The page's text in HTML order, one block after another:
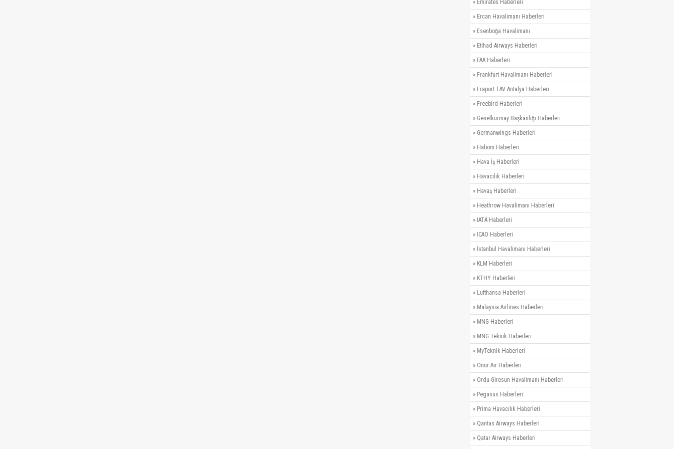
» Emirates Haberleri
» Ercan Havalimanı Haberleri
» Esenboğa Havalimanı
» Etihad Airways Haberleri
» FAA Haberleri
» Frankfurt Havalimanı Haberleri
» Fraport TAV Antalya Haberleri
» Freebird Haberleri
» Genelkurmay Başkanlığı Haberleri
» Germanwings Haberleri
» Habom Haberleri
» Hava İş Haberleri
» Havacılık Haberleri
» Havaş Haberleri
» Heathrow Havalimanı Haberleri
» IATA Haberleri
» ICAO Haberleri
» İstanbul Havalimanı Haberleri
» KLM Haberleri
» KTHY Haberleri
» Lufthansa Haberleri
» Malaysia Airlines Haberleri
» MNG Haberleri
» MNG Teknik Haberleri
» MyTeknik Haberleri
» Onur Air Haberleri
» Ordu-Giresun Havalimanı Haberleri
» Pegasus Haberleri
» Prima Havacılık Haberleri
» Qantas Airways Haberleri
» Qatar Airways Haberleri